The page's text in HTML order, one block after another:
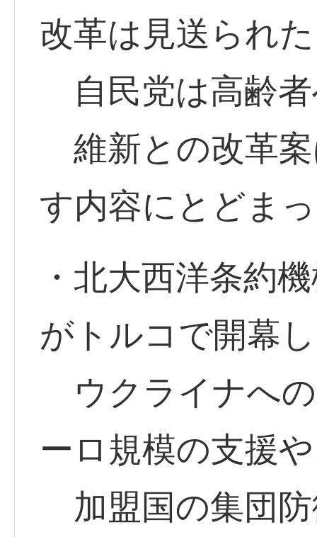
改革は見送られ
自民党は高齢
維新との改革
す内容にとどま
・北大西洋条約
がトルコで開幕
ウクライナへ
ーロ規模の支援
加盟国の集団防